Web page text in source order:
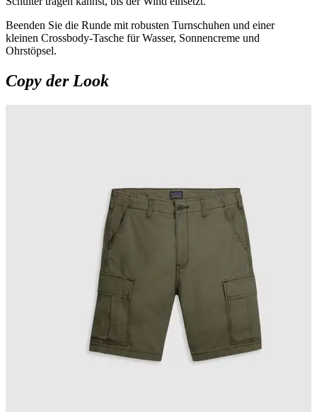
Beenden Sie die Runde mit robusten Turnschuhen und einer
kleinen Crossbody-Tasche für Wasser, Sonnencreme und
Ohrstöpsel.
Copy der Look